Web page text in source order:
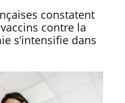
constatent
contre la
s’intensifie dans